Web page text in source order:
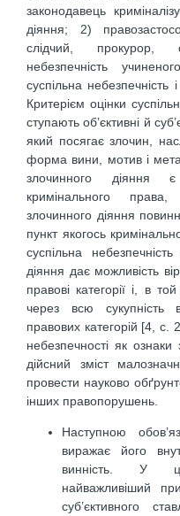
законодавець
діяння; 2)
слідчий, прокурор,
небезпечність
суспільна
Критерієм оцінки
ступають об’єктивні й
який посягає злочин,
форма вини, мотив і
злочинного діяння є
кримінального
злочинного діяння
пункт якогось
суспільна
діяння дає можливість
правові категорії і, в
через всю сукупність
правових категорій [4, с.
небезпечності як ознаки
дійсний зміст
провести науково
інших правопорушень.
Наступною
виражає його
винність. У
найважливіший
суб’єктивного